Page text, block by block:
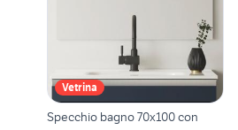
Vetrina
Specchio bagno 70x100 con